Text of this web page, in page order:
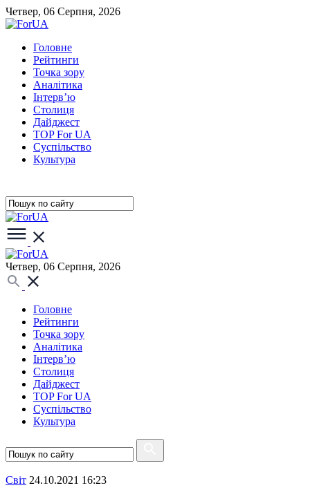
Четвер, 06 Серпня, 2026
Головне
Рейтинги
Точка зору
Аналітика
Інтерв’ю
Столиця
Дайджест
TOP For UA
Суспiльство
Культура
Четвер, 06 Серпня, 2026
Головне
Рейтинги
Точка зору
Аналітика
Інтерв’ю
Столиця
Дайджест
TOP For UA
Суспiльство
Культура
Свiт 24.10.2021 16:23